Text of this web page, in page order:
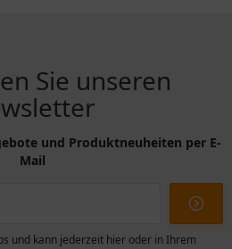
Sie unseren
und Produktneuheiten per E-
Mail
und kann jederzeit hier oder in Ihrem